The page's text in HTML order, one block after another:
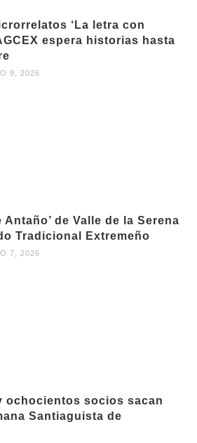
‘La letra con
espera historias hasta
9, 2026
Antaño’ de Valle de la Serena
Tradicional Extremeño
7, 2026
ochocientos socios sacan
Santiaguista de